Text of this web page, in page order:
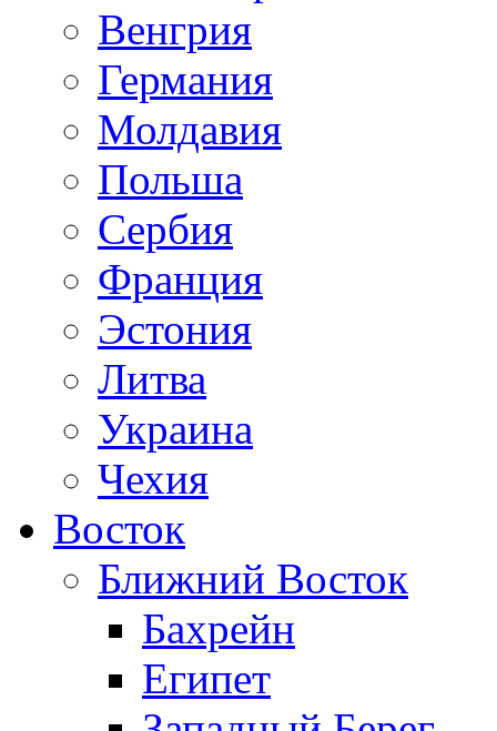
Венгрия
Германия
Молдавия
Польша
Сербия
Франция
Эстония
Литва
Украина
Чехия
Восток
Ближний Восток
Бахрейн
Египет